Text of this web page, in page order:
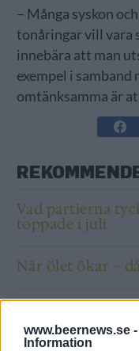
www.beernews.se -
Information
– Många syskon
tonåringar vill vara
innebära att man
exempel i
omtänksamma är
Vad partierna
toppade i juli
När ölet ökar –